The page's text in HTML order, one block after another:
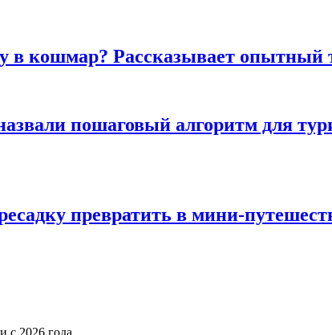
в кошмар? Рассказывает опытный
пошаговый алгоритм для
превратить в мини-
с 2026 года